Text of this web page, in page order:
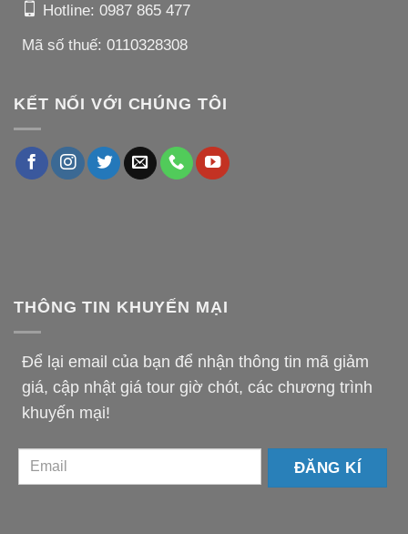
Hotline: 0987 865 477
Mã số thuế: 0110328308
KẾT NỐI VỚI CHÚNG TÔI
THÔNG TIN KHUYẾN MẠI
Để lại email của bạn để nhận thông tin mã giảm
giá, cập nhật giá tour giờ chót, các chương trình
khuyến mại!
email-
km